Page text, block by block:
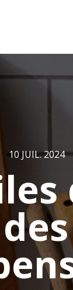
10 JUIL. 2024